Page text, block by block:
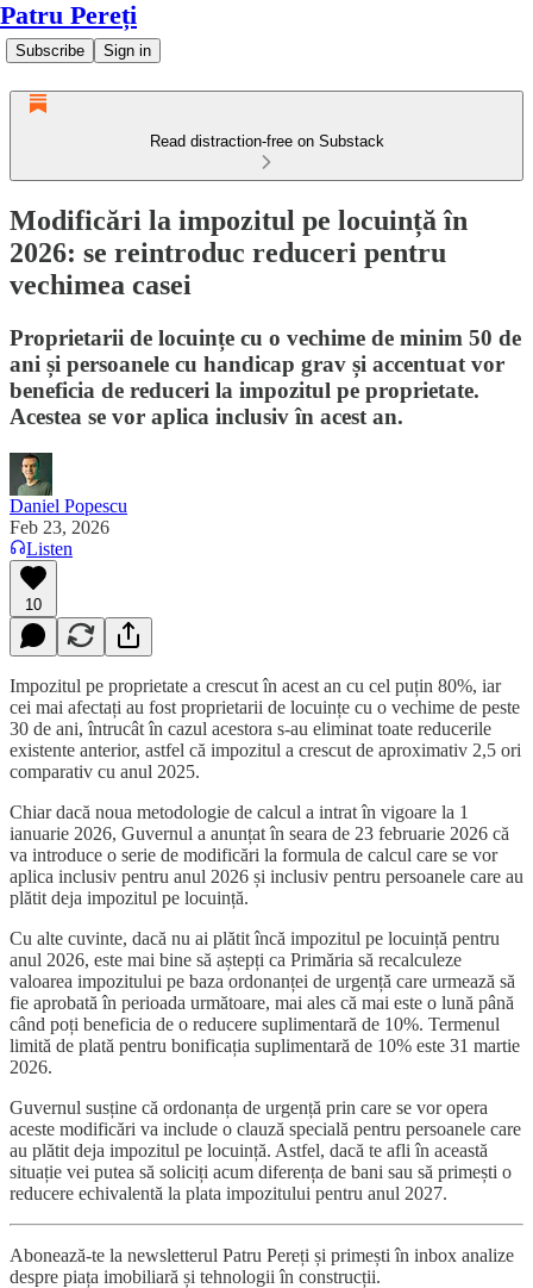
Patru Pereți
Subscribe Sign in
Read distraction-free on Substack
Modificări la impozitul pe locuință în
2026: se reintroduc reduceri pentru
vechimea casei
Proprietarii de locuințe cu o vechime de minim 50 de
ani și persoanele cu handicap grav și accentuat vor
beneficia de reduceri la impozitul pe proprietate.
Acestea se vor aplica inclusiv în acest an.
Daniel Popescu
Feb 23, 2026
Listen
10
Impozitul pe proprietate a crescut în acest an cu cel puțin 80%, iar
cei mai afectați au fost proprietarii de locuințe cu o vechime de peste
30 de ani, întrucât în cazul acestora s-au eliminat toate reducerile
existente anterior, astfel că impozitul a crescut de aproximativ 2,5 ori
comparativ cu anul 2025.
Chiar dacă noua metodologie de calcul a intrat în vigoare la 1
ianuarie 2026, Guvernul a anunțat în seara de 23 februarie 2026 că
va introduce o serie de modificări la formula de calcul care se vor
aplica inclusiv pentru anul 2026 și inclusiv pentru persoanele care au
plătit deja impozitul pe locuință.
Cu alte cuvinte, dacă nu ai plătit încă impozitul pe locuință pentru
anul 2026, este mai bine să aștepți ca Primăria să recalculeze
valoarea impozitului pe baza ordonanței de urgență care urmează să
fie aprobată în perioada următoare, mai ales că mai este o lună până
când poți beneficia de o reducere suplimentară de 10%. Termenul
limită de plată pentru bonificația suplimentară de 10% este 31 martie
2026.
Guvernul susține că ordonanța de urgență prin care se vor opera
aceste modificări va include o clauză specială pentru persoanele care
au plătit deja impozitul pe locuință. Astfel, dacă te afli în această
situație vei putea să soliciți acum diferența de bani sau să primești o
reducere echivalentă la plata impozitului pentru anul 2027.
Abonează-te la newsletterul Patru Pereți și primești în inbox analize
despre piața imobiliară și tehnologii în construcții.